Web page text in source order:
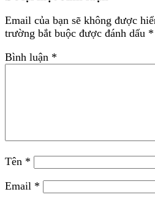
Email của bạn sẽ không được
trường bắt buộc được đánh dấu *
Bình luận *
Tên *
Email *